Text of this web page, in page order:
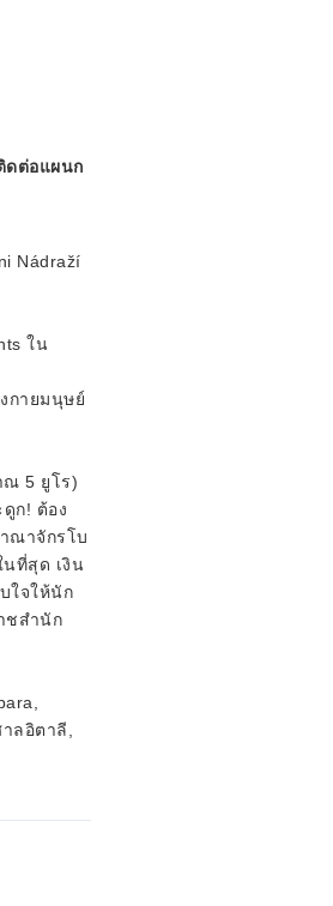
ดต่อแผนก
Nádraží
ใน
กายมนุษย์
ณ 5 ยูโร)
ก! ต้อง
ณาจักรโบ
นที่สุด เงิน
ใจให้นัก
ชสำนัก
ลอิตาลี,